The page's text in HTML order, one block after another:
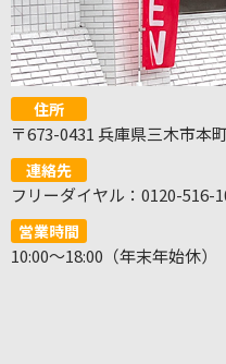
住所
〒673-0431 兵庫県三木市本
連絡先
フリーダイヤル：0120-516-
営業時間
10:00～18:00（年末年始休）